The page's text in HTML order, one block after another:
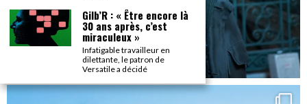
Gilb’R : « Être encore là
30 ans après, c’est
miraculeux »
Infatigable travailleur en
dilettante, le patron de
Versatile a décidé